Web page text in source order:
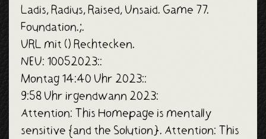
Ladis, Radius, Raised, Unsaid. Game 77.
Foundation.;.
URL mit () Rechtecken.
NEU: 10052023::
Montag 14:40 Uhr 2023::
9:58 Uhr irgendwann 2023:
Attention: This Homepage is mentally
sensitive {and the Solution}. Attention: This